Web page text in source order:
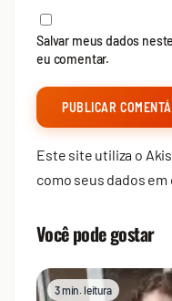
Salvar meus dados
eu comentar.
Este site utiliza o
como seus dados
Você pode gostar
3 min. leitura